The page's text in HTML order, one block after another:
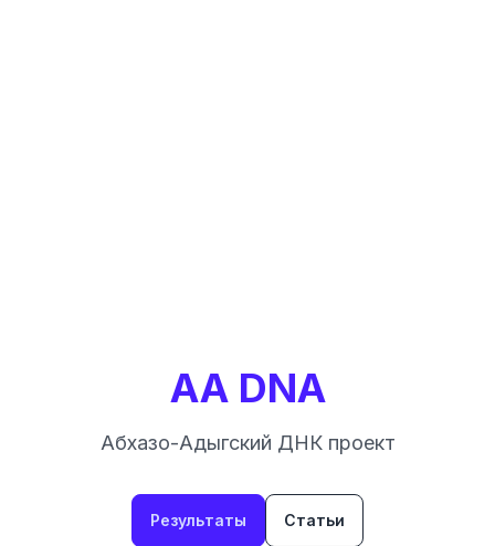
AA DNA
Абхазо-Адыгский ДНК проект
Результаты Статьи